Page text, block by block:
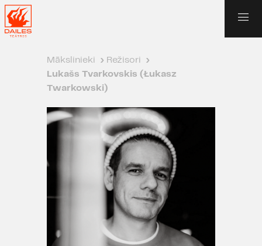
Mākslinieki › Režisori
›
Lukašs Tvarkovskis (Łukasz
Twarkowski)